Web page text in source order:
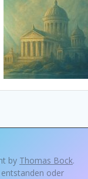
by Thomas Bock.
oder